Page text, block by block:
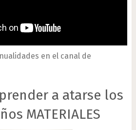
en el canal de
a atarse los
MATERIALES